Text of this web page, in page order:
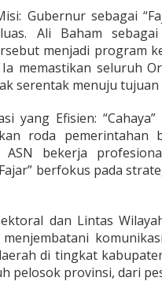
Gubernur sebagai
Ali Baham
menjadi program
memastikan seluruh
serentak menuju tujuan
yang Efisien:
roda pemerintahan
bekerja
berfokus pada
dan Lintas
di tingkat
pelosok provinsi, dari